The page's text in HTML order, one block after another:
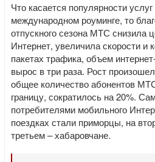
Что касается популярности
международном роуминге, то
отпускного сезона МТС снизила
Интернет, увеличила скорости и
пакетах трафика, объем
вырос в три раза. Рост
общее количество абонентов
границу, сократилось на 20%.
потребителями мобильного
поездках стали приморцы, на
третьем – хабаровчане.